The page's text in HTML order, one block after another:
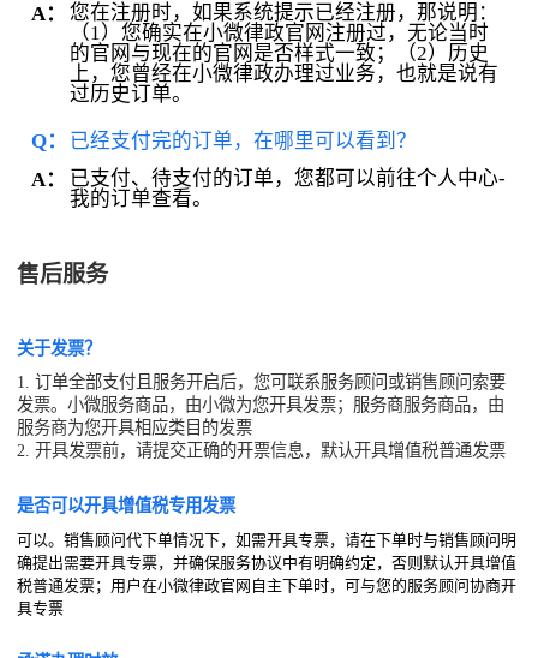
A：
您在注册时，如果系统提示已经注册，那说明：
（1）您确实在小微律政官网注册过，无论当时
的官网与现在的官网是否样式一致；（2）历史
上，您曾经在小微律政办理过业务，也就是说有
过历史订单。
Q：
已经支付完的订单，在哪里可以看到？
A：
已支付、待支付的订单，您都可以前往个人中心-
我的订单查看。
售后服务
关于发票？
1. 订单全部支付且服务开启后，您可联系服务顾问或销售顾问索要
发票。小微服务商品，由小微为您开具发票；服务商服务商品，由
服务商为您开具相应类目的发票
2. 开具发票前，请提交正确的开票信息，默认开具增值税普通发票
是否可以开具增值税专用发票
可以。销售顾问代下单情况下，如需开具专票，请在下单时与销售顾问明
确提出需要开具专票，并确保服务协议中有明确约定，否则默认开具增值
税普通发票；用户在小微律政官网自主下单时，可与您的服务顾问协商开
具专票